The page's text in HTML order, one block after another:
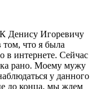
Денису Игоревичу
том, что я была
в интернете. Сейчас
рано. Моему мужу
у данного
до конца, мы ждем